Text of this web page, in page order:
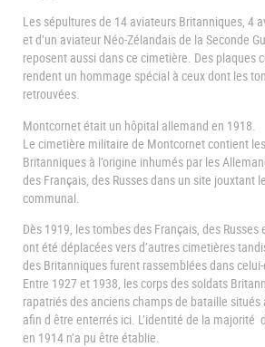
Les sépultures de 14 aviateurs Britanniques, 4
et d’un aviateur Néo-Zélandais de la Seconde
reposent aussi dans ce cimetière. Des plaques
rendent un hommage spécial à ceux dont les
retrouvées.
Montcornet était un hôpital allemand en 1918.
Le cimetière militaire de Montcornet contient
Britanniques à l’origine inhumés par les
des Français, des Russes dans un site jouxtant
communal.
Dès 1919, les tombes des Français, des
ont été déplacées vers d’autres cimetières
des Britanniques furent rassemblées dans
Entre 1927 et 1938, les corps des soldats
rapatriés des anciens champs de bataille situés
afin d être enterrés ici. L’identité de la majorité
en 1914 n’a pu être établie.